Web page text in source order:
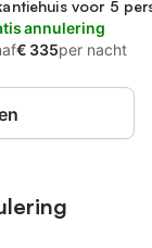
voor 5
annulering
€ 335per nacht